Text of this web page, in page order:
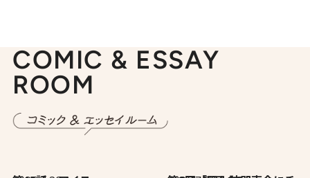
COMIC & ESSAY
ROOM